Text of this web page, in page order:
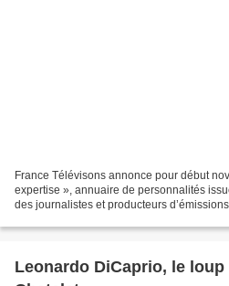
France Télévisons annonce pour début
expertise », annuaire de personnalités
des journalistes et producteurs
Leonardo DiCaprio, le